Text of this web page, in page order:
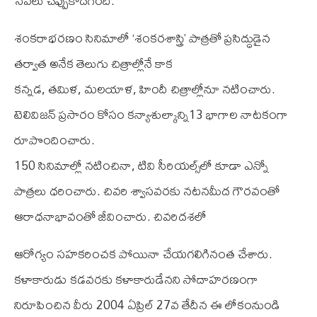
శంకరాభరణం సినిమాలో ‘శంకరశాస్త్రి’ పాత్రతో ప్రసిద్ధుడైన
తర్వాత అనేక తెలుగు చిత్రాల్లోనే కాక
కన్నడ, తమిళ, మలయాళ, హిందీ చిత్రాల్లోనూ నటించారు.
టెలివిజన్ ప్రసారం కోసం కన్యాశుల్కాన్ని13 భాగాల నాటకంగా
రూపొందించారు.
150 సినిమాల్లో నటించినా, టివి సీరియల్స్‌లో కూడా ఎన్నో
పాత్రలు ధరించారు. చివరి శ్వాసవరకు నటనమీద గౌరవంతో
ఆరాధనాభావంతో జీవించారు. చివరిదశలో
ఆరోగ్యం సహకరించక పోయినా చేయగలిగినంత చేశారు.
కళాకారుడు కడవరకు కళాకారుడేనని సోదాహరణంగా
నిరూపించిన వీరు 2004 ఏప్రిల్‌ 27వ తేదీన ఈ లోకంనుండి